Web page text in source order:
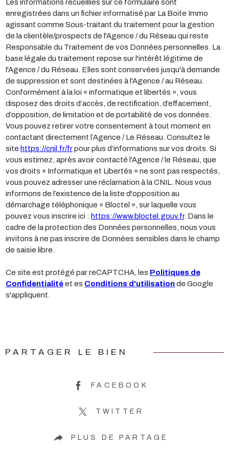
Les informations recueillies sur ce formulaire sont
enregistrées dans un fichier informatisé par La Boite Immo
agissant comme Sous-traitant du traitement pour la gestion
de la clientèle/prospects de l'Agence / du Réseau qui reste
Responsable du Traitement de vos Données personnelles. La
base légale du traitement repose sur l'intérêt légitime de
l'Agence / du Réseau. Elles sont conservées jusqu'à demande
de suppression et sont destinées à l'Agence / au Réseau.
Conformément à la loi « informatique et libertés », vous
disposez des droits d’accès, de rectification, d’effacement,
d’opposition, de limitation et de portabilité de vos données.
Vous pouvez retirer votre consentement à tout moment en
contactant directement l’Agence / Le Réseau. Consultez le
site https://cnil.fr/frpour plus d’informations sur vos droits. Si
vous estimez, après avoir contacté l'Agence / le Réseau, que
vos droits « Informatique et Libertés » ne sont pas respectés,
vous pouvez adresser une réclamation à la CNIL. Nous vous
informons de l’existence de la liste d'opposition au
démarchage téléphonique « Bloctel », sur laquelle vous
pouvez vous inscrire ici : https://www.bloctel.gouv.fr. Dans le
cadre de la protection des Données personnelles, nous vous
invitons à ne pas inscrire de Données sensibles dans le champ
de saisie libre.
Ce site est protégé par reCAPTCHA, les Politiques de
Confidentialitéet es Conditions d'utilisationde Google
s'appliquent.
PARTAGER LE BIEN
FACEBOOK
TWITTER
PLUS DE PARTAGE